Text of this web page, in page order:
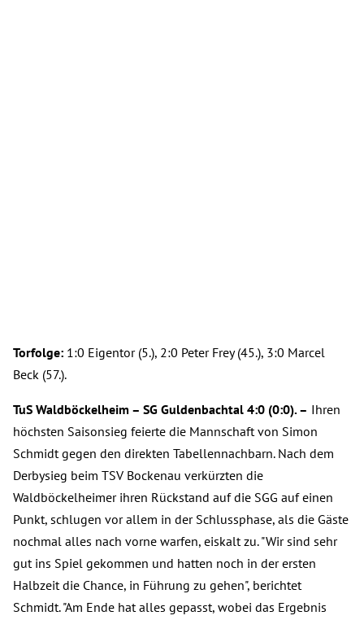
Torfolge: 1:0 Eigentor (5.), 2:0 Peter Frey (45.), 3:0 Marcel
Beck (57.).
TuS Waldböckelheim – SG Guldenbachtal 4:0 (0:0). – Ihren
höchsten Saisonsieg feierte die Mannschaft von Simon
Schmidt gegen den direkten Tabellennachbarn. Nach dem
Derbysieg beim TSV Bockenau verkürzten die
Waldböckelheimer ihren Rückstand auf die SGG auf einen
Punkt, schlugen vor allem in der Schlussphase, als die Gäste
nochmal alles nach vorne warfen, eiskalt zu. "Wir sind sehr
gut ins Spiel gekommen und hatten noch in der ersten
Halbzeit die Chance, in Führung zu gehen", berichtet
Schmidt. "Am Ende hat alles gepasst, wobei das Ergebnis